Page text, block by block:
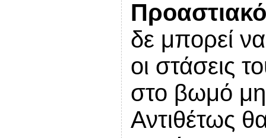
δε μπορεί
οι στάσεις
στο βωμό μη
Αντιθέτως